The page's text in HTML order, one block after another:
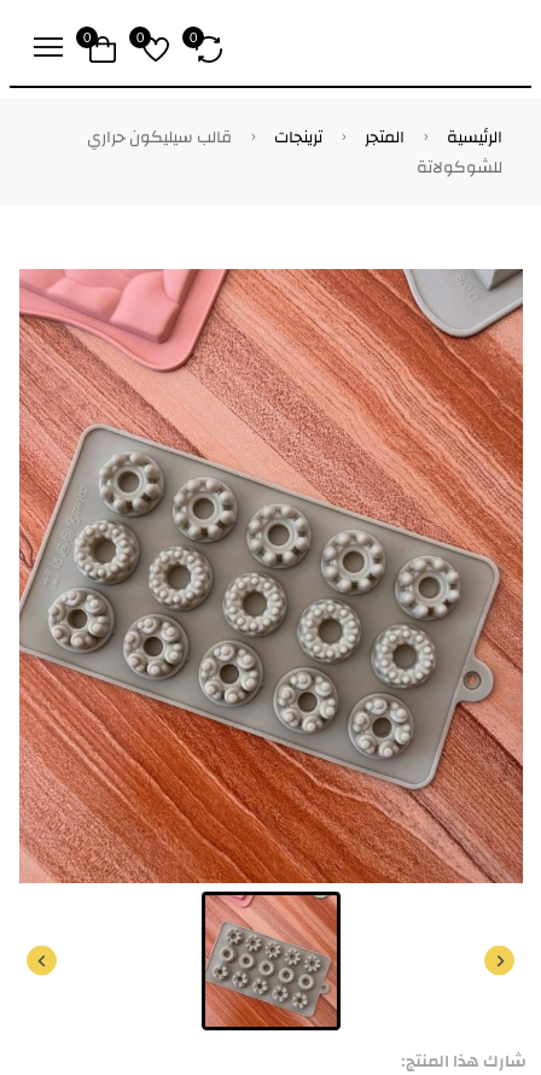
0
0
0
الرئيسية المتجر ترينجات
قالب سيليكون حراري
للشوكولاتة
شارك هذا المنتج: